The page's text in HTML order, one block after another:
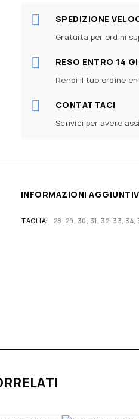
SPEDIZIONE
Gratuita per ordini
RESO ENTRO 14
Rendi il tuo ordine
CONTATTACI
Scrivici per avere
INFORMAZIONI
TAGLIA 28, 29, 30, 31, 32, 33, 34,